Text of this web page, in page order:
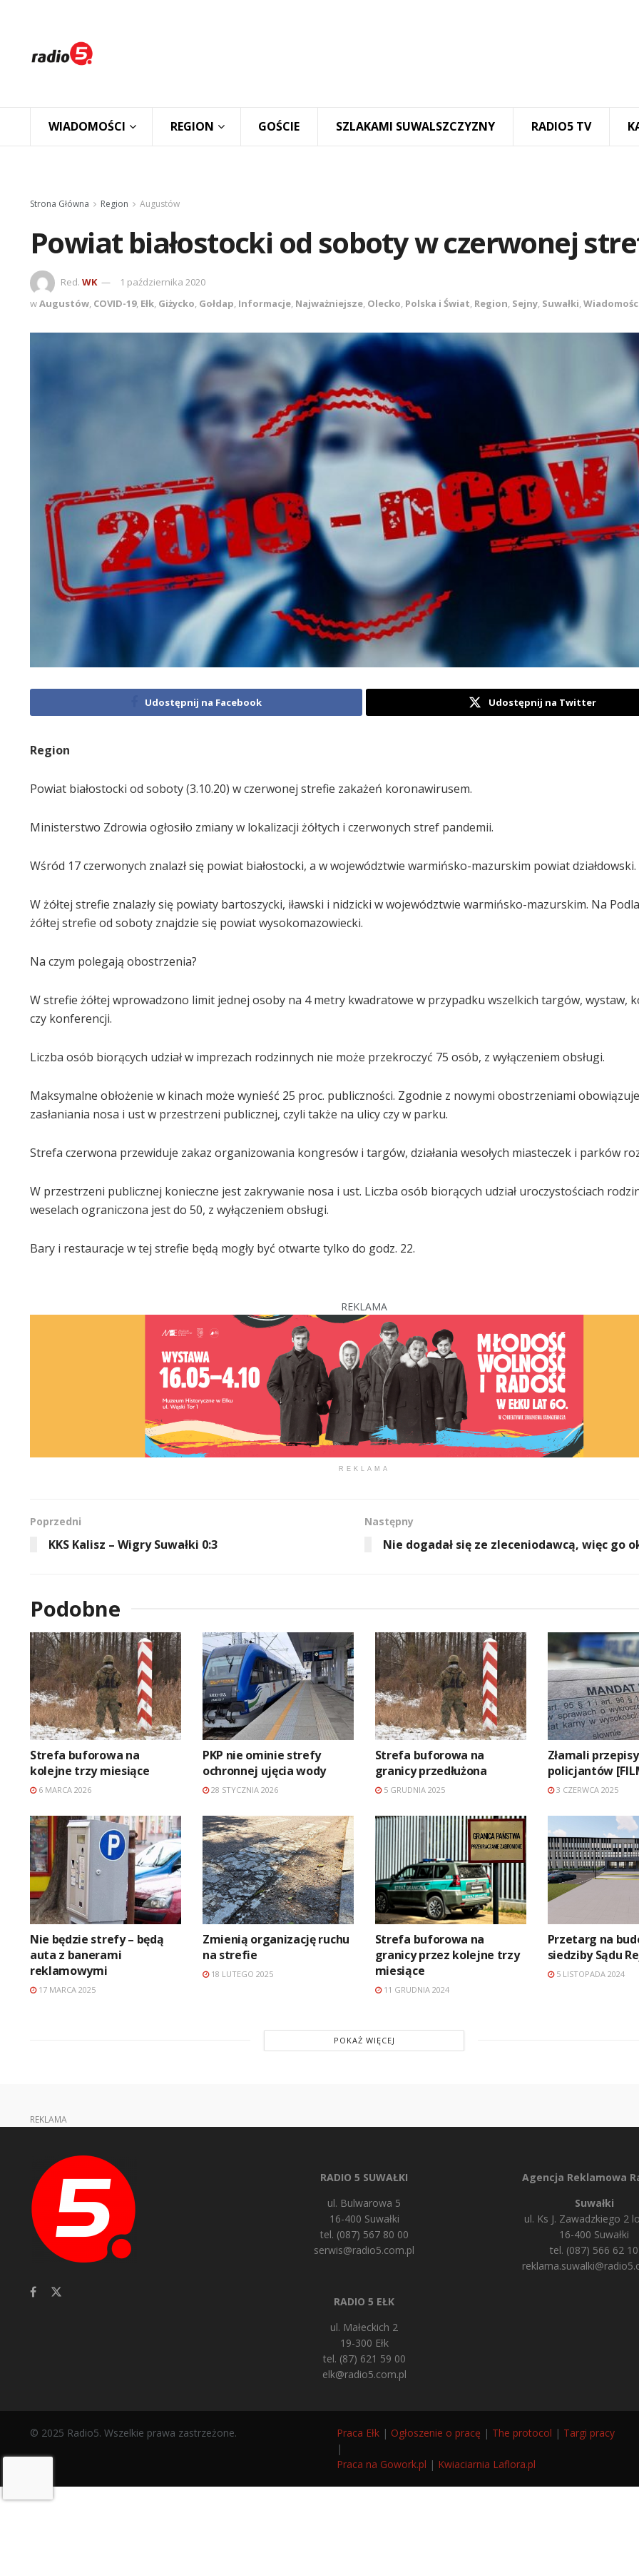
WIADOMOŚCI REGION GOŚCIE SZLAKAMI SUWALSZCZYZNY RADIO5 TV
Strona Główna Region Augustów
Powiat białostocki od soboty w czerwonej
Red. WK
1 października 2020
wAugustów, COVID-19, Ełk, Giżycko, Gołdap, Informacje, Najważniejsze, Olecko, Polska i Świat, Region, Sejny, Suwałki,
Udostępnij na Facebook Udostępnij na Twitter
Region
Powiat białostocki od soboty (3.10.20) w czerwonej strefie zakażeń koronawirusem.
Ministerstwo Zdrowia ogłosiło zmiany w lokalizacji żółtych i czerwonych stref pandemii.
Wśród 17 czerwonych znalazł się powiat białostocki, a w województwie warmińsko-mazurskim powiat działdowski.
W żółtej strefie znalazły się powiaty bartoszycki, iławski i nidzicki w województwie warmińsko-mazurskim. Na
żółtej strefie od soboty znajdzie się powiat wysokomazowiecki.
Na czym polegają obostrzenia?
W strefie żółtej wprowadzono limit jednej osoby na 4 metry kwadratowe w przypadku wszelkich targów, wystaw,
czy konferencji.
Liczba osób biorących udział w imprezach rodzinnych nie może przekroczyć 75 osób, z wyłączeniem obsługi.
Maksymalne obłożenie w kinach może wynieść 25 proc. publiczności. Zgodnie z nowymi obostrzeniami
zasłaniania nosa i ust w przestrzeni publicznej, czyli także na ulicy czy w parku.
Strefa czerwona przewiduje zakaz organizowania kongresów i targów, działania wesołych miasteczek i parków
W przestrzeni publicznej konieczne jest zakrywanie nosa i ust. Liczba osób biorących udział uroczystościach
weselach ograniczona jest do 50, z wyłączeniem obsługi.
Bary i restauracje w tej strefie będą mogły być otwarte tylko do godz. 22.
REKLAMA
REKLAMA
Poprzedni
KKS Kalisz – Wigry Suwałki 0:3
Następny
Nie dogadał się ze zleceniodawcą, więc go
Podobne
Strefa buforowa na
kolejne trzy miesiące
6 MARCA 2026
PKP nie ominie strefy
ochronnej ujęcia wody
28 STYCZNIA 2026
Strefa buforowa na
granicy przedłużona
5 GRUDNIA 2025
Złamali
policjantów
3 CZERWCA 2025
Nie będzie strefy – będą
auta z banerami
reklamowymi
17 MARCA 2025
Zmienią organizację ruchu
na strefie
18 LUTEGO 2025
Strefa buforowa na
granicy przez kolejne trzy
miesiące
11 GRUDNIA 2024
Przetarg na
siedziby Sądu
5 LISTOPADA 2024
POKAŻ WIĘCEJ
REKLAMA
RADIO 5 SUWAŁKI
ul. Bulwarowa 5
16-400 Suwałki
tel. (087) 567 80 00
serwis@radio5.com.pl
RADIO 5 EŁK
ul. Małeckich 2
19-300 Ełk
tel. (87) 621 59 00
elk@radio5.com.pl
Agencja Reklamowa
Suwałki
ul. Ks J. Zawadzkiego 2
16-400 Suwałki
tel. (087) 566 62 10
© 2025 Radio5. Wszelkie prawa zastrzeżone. Praca Ełk | Ogłoszenie o pracę | The protocol | Targi pracy
|
Praca na Gowork.pl | Kwiaciarnia Laflora.pl